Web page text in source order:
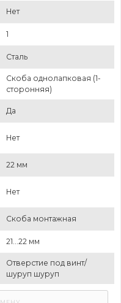
Нет
1
Сталь
Скоба однолапковая (1-
сторонняя)
Да
Нет
22 мм
Нет
Скоба монтажная
21...22 мм
Отверстие под винт/
шуруп шуруп